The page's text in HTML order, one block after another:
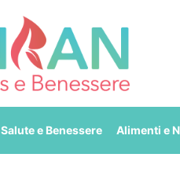
Salute e Benessere Alimenti e